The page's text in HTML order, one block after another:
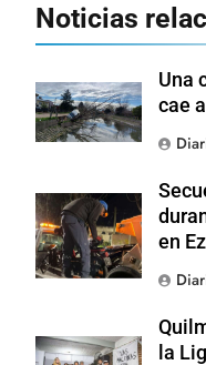
Noticias
Una
cae
en
la